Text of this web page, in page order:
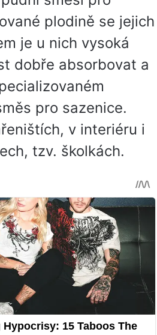
plodině se jejich
je u nich vysoká
dobře absorbovat a
pro sazenice.
v interiéru i
tzv. školkách.